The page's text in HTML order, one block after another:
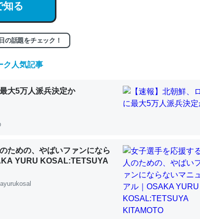
クンだと英語小説100ページ分くらい。小説でいう「ずっと前
ど、短期記憶というには多い分量。進化すればするほど分かり
学の大問題＝「昆虫はなぜ海にいないのか」に関する新仮説
知る
の話題をチェック！
ク人気記事
大5万人派兵決定か
ための、やばいファンになら
YURU KOSAL:TETSUYA